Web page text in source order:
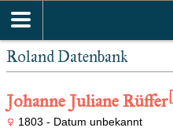
Roland Datenbank
Johanne Juliane Rüffer[
1803 - Datum unbekannt